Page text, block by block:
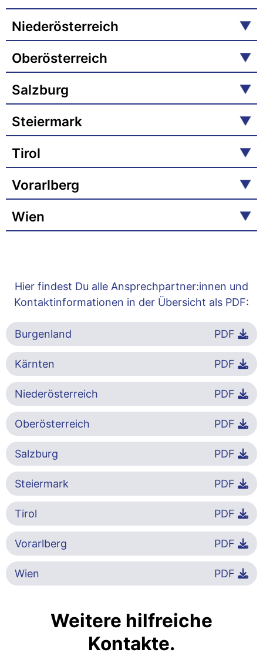
Niederösterreich
Oberösterreich
Salzburg
Steiermark
Tirol
Vorarlberg
Wien
Hier findest Du alle Ansprechpartner:innen und
Kontaktinformationen in der Übersicht als PDF:
Burgenland PDF
Kärnten PDF
Niederösterreich PDF
Oberösterreich PDF
Salzburg PDF
Steiermark PDF
Tirol PDF
Vorarlberg PDF
Wien PDF
Weitere hilfreiche
Kontakte.